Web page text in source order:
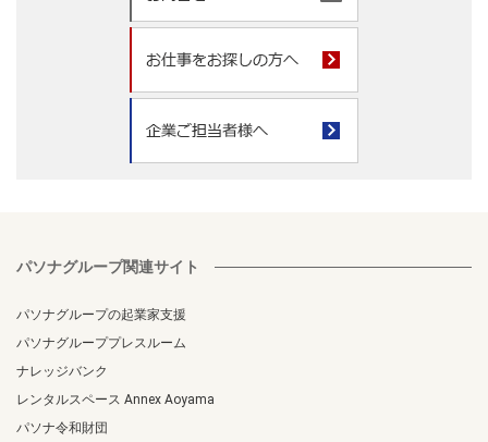
パソナグループ関連サイト
パソナグループの起業家支援
パソナグループプレスルーム
ナレッジバンク
レンタルスペース Annex Aoyama
パソナ令和財団